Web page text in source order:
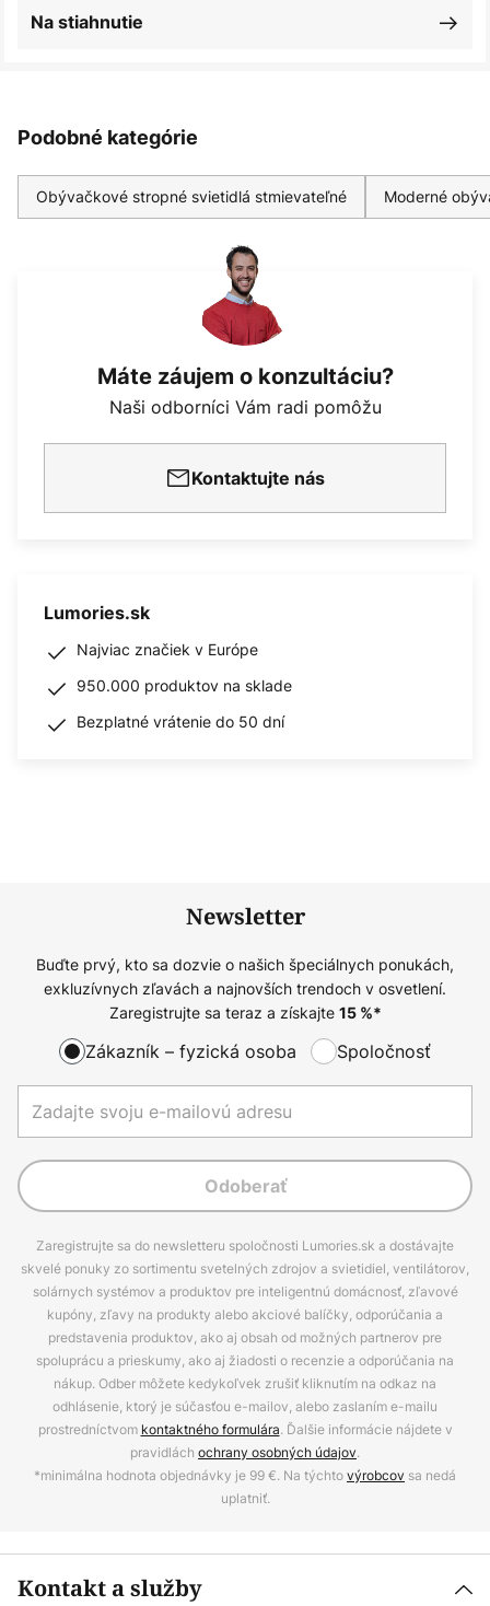
Na stiahnutie
Podobné kategórie
Obývačkové stropné svietidlá stmievateľné Moderné
Máte záujem o konzultáciu?
Naši odborníci Vám radi pomôžu
Kontaktujte nás
Lumories.sk
Najviac značiek v Európe
950.000 produktov na sklade
Bezplatné vrátenie do 50 dní
Newsletter
Buďte prvý, kto sa dozvie o našich špeciálnych ponukách,
exkluzívnych zľavách a najnovších trendoch v osvetlení.
Zaregistrujte sa teraz a získajte 15%*
Zákazník – fyzická osoba Spoločnosť
Odoberať
Zaregistrujte sa do newsletteru spoločnosti Lumories.sk a dostávajte
skvelé ponuky zo sortimentu svetelných zdrojov a svietidiel, ventilátorov,
solárnych systémov a produktov pre inteligentnú domácnosť, zľavové
kupóny, zľavy na produkty alebo akciové balíčky, odporúčania a
predstavenia produktov, ako aj obsah od možných partnerov pre
spoluprácu a prieskumy, ako aj žiadosti o recenzie a odporúčania na
nákup. Odber môžete kedykoľvek zrušiť kliknutím na odkaz na
odhlásenie, ktorý je súčasťou e-mailov, alebo zaslaním e-mailu
prostredníctvom kontaktného formulára. Ďalšie informácie nájdete v
pravidlách ochrany osobných údajov.
*minimálna hodnota objednávky je 99 €. Na týchtovýrobcov sa nedá
uplatniť.
Kontakt a služby